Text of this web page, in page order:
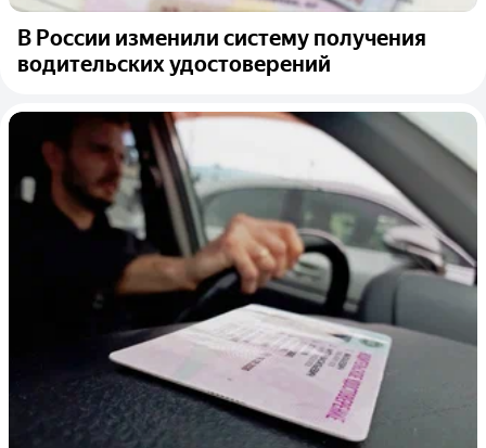
В России изменили систему получения
водительских удостоверений